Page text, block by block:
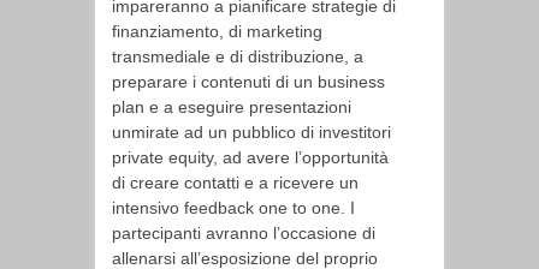
impareranno a pianificare strategie di
finanziamento, di marketing
transmediale e di distribuzione, a
preparare i contenuti di un business
plan e a eseguire presentazioni
unmirate ad un pubblico di investitori
private equity, ad avere l’opportunità
di creare contatti e a ricevere un
intensivo feedback one to one. I
partecipanti avranno l’occasione di
allenarsi all’esposizione del proprio